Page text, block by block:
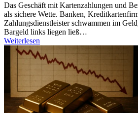
Das Geschäft mit Kartenzahlungen und
als sichere Wette. Banken,
Zahlungsdienstleister schwammen im
Bargeld links liegen ließ…
Weiterlesen